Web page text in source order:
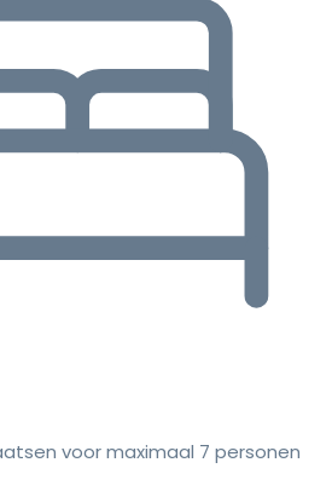
voor maximaal 7 personen